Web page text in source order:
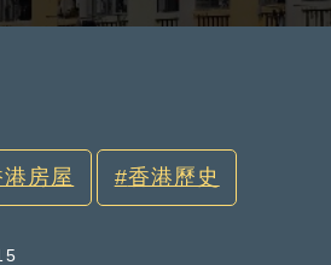
港房屋 香港歷史